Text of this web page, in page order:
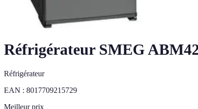
Réfrigérateur SMEG
Réfrigérateur
EAN : 8017709215729
Meilleur prix